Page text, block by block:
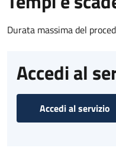
Durata massima del
Accedi al
Accedi al servizio